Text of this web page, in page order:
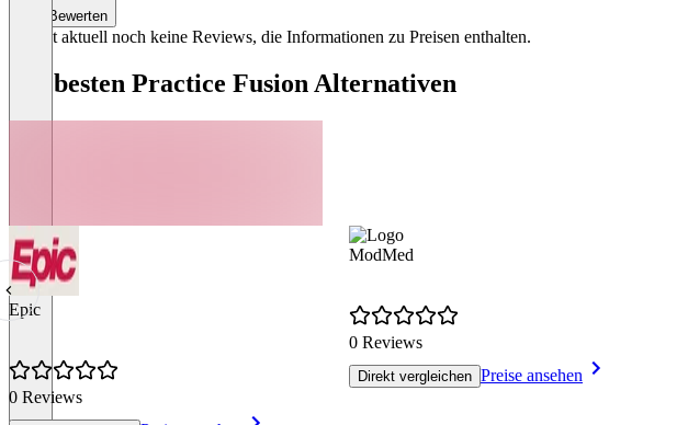
Bewerten
Es gibt aktuell noch keine Reviews, die Informationen zu Preisen enthalten.
Die besten Practice Fusion Alternativen
Epic
0 Reviews
ModMed
0 Reviews
Direkt vergleichen Preise ansehen